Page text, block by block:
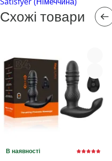
Схожі товари
В наявності